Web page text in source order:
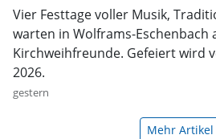
Vier Festtage voller Musik,
warten in Wolframs-Eschenbach
Kirchweihfreunde. Gefeiert wird
2026.
gestern
Mehr Artikel